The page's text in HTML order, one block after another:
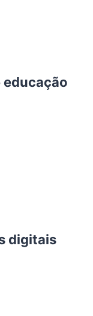
educação
digitais